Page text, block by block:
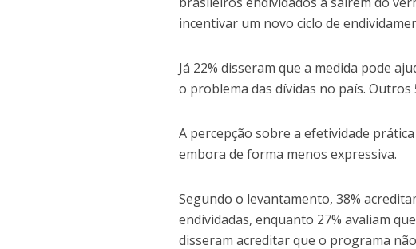
incentivar um novo ciclo de
Já 22% disseram que a medida pode
o problema das dívidas no país.
A percepção sobre a efetividade
embora de forma menos expressiva.
Segundo o levantamento, 38%
endividadas, enquanto 27% avaliam
disseram acreditar que o programa